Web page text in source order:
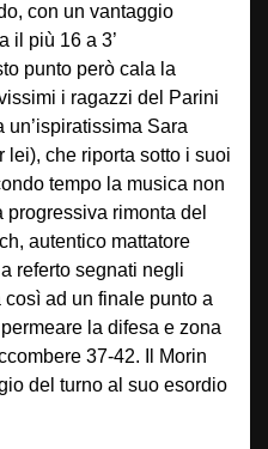
con un vantaggio
il più 16 a 3’
punto però cala la
i ragazzi del Parini
un’ispiratissima Sara
lei), che riporta sotto i suoi
tempo la musica non
rimonta del
autentico mattatore
referto segnati negli
ad un finale punto a
la difesa e zona
37-42. Il Morin
del turno al suo esordio